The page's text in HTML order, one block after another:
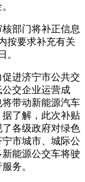
部门将补正信息
按要求补充有关
。
进济宁市公共交
交企业运营成
带动新能源汽车
了解，此次补贴
各级政府对绿色
市城市、城际公
能源公交车将驶
务。